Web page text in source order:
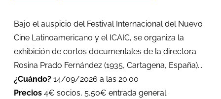
Bajo el auspicio del Festival Internacional del Nuevo
Cine Latinoamericano y el ICAIC, se organiza la
exhibición de cortos documentales de la directora
Rosina Prado Fernández (1935, Cartagena, España)...
¿Cuándo? 14/09/2026 a las 20:00
Precios 4€ socios, 5,50€ entrada general.